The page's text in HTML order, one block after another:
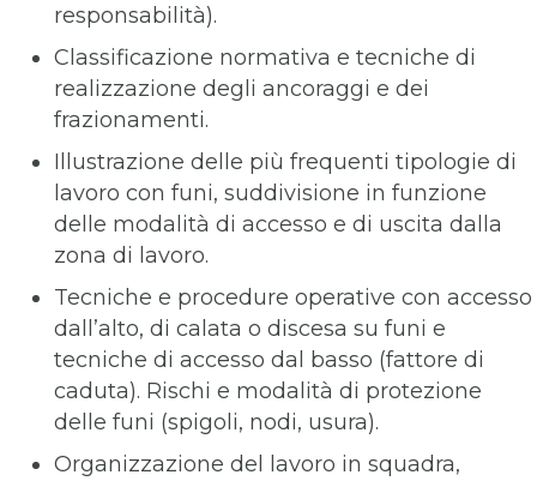
responsabilità).
Classificazione normativa e tecniche di
realizzazione degli ancoraggi e dei
frazionamenti.
Illustrazione delle più frequenti tipologie di
lavoro con funi, suddivisione in funzione
delle modalità di accesso e di uscita dalla
zona di lavoro.
Tecniche e procedure operative con accesso
dall’alto, di calata o discesa su funi e
tecniche di accesso dal basso (fattore di
caduta). Rischi e modalità di protezione
delle funi (spigoli, nodi, usura).
Organizzazione del lavoro in squadra,